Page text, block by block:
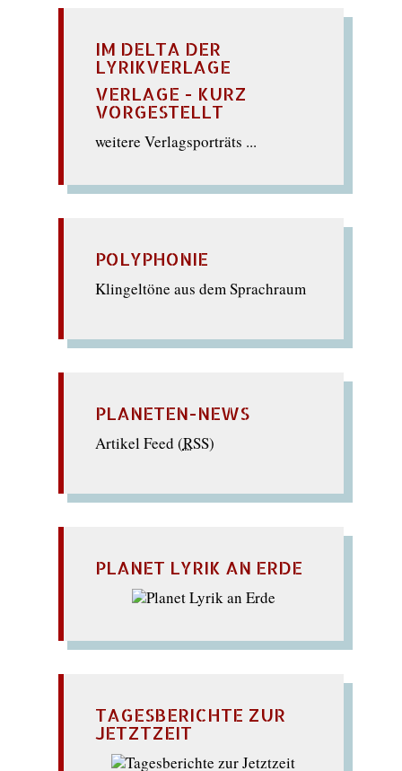
IM DELTA DER
LYRIKVERLAGE
VERLAGE - KURZ
VORGESTELLT
weitere Verlagsporträts ...
POLYPHONIE
Klingeltöne aus dem Sprachraum
PLANETEN-NEWS
Artikel Feed (RSS)
PLANET LYRIK AN ERDE
TAGESBERICHTE ZUR
JETZTZEIT